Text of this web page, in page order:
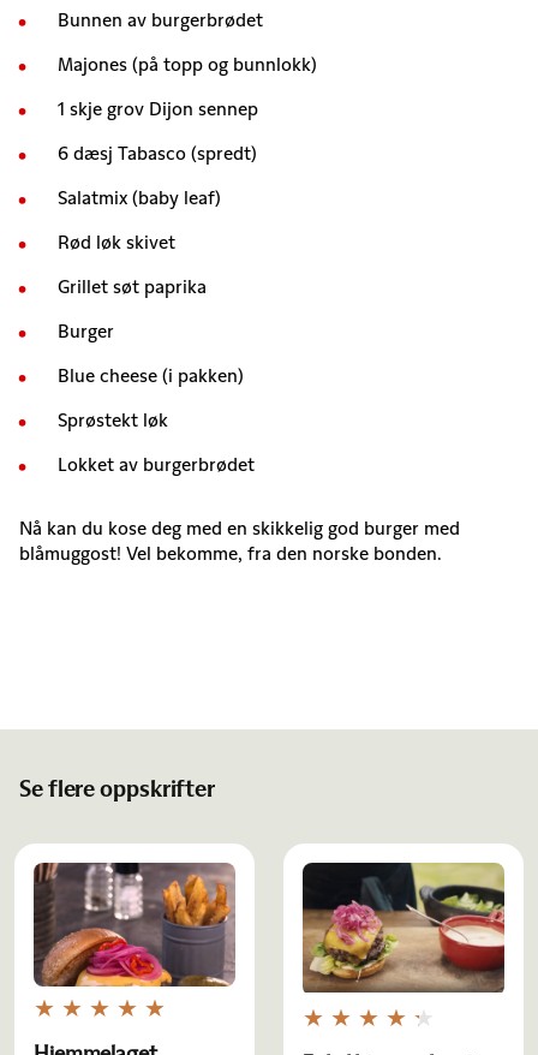
Bunnen av burgerbrødet
Majones (på topp og bunnlokk)
1 skje grov Dijon sennep
6 dæsj Tabasco (spredt)
Salatmix (baby leaf)
Rød løk skivet
Grillet søt paprika
Burger
Blue cheese (i pakken)
Sprøstekt løk
Lokket av burgerbrødet
Nå kan du kose deg med en skikkelig god burger med
blåmuggost! Vel bekomme, fra den norske bonden.
Se flere oppskrifter